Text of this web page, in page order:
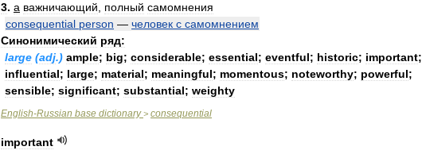
3. a важничающий полный самомнения
consequential person — человек с самомнением
Синонимический ряд:
large (adj.) ample; big; considerable; essential; eventful; historic; important;
influential; large; material; meaningful; momentous; noteworthy; powerful;
sensible; significant; substantial; weighty
English-Russian base dictionary > consequential
important